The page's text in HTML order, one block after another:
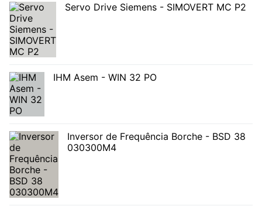
Servo Drive Siemens - SIMOVERT MC P2
IHM Asem - WIN 32 PO
Inversor de Frequência Borche - BSD 38
030300M4